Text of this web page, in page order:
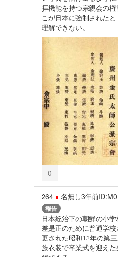
拝機能を持つ宗親会の
こが日本に強制された
理解できない。
0
264 名無し3年前
報告
日本統治下の朝鮮の小
差是正のために普通学
更された昭和13年の第
族衣装で卒業式を迎え